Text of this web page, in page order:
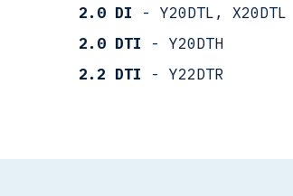
2.0 DI - Y20DTL, X20DTL
2.0 DTI - Y20DTH
2.2 DTI - Y22DTR